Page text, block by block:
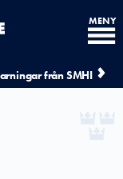
från SMHI
MENY